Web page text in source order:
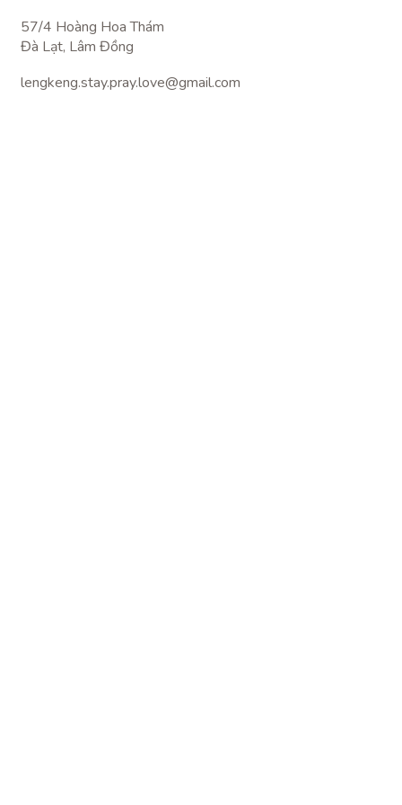
57/4 Hoàng Hoa Thám
Đà Lạt, Lâm Đồng
lengkeng.stay.pray.love@gmail.com